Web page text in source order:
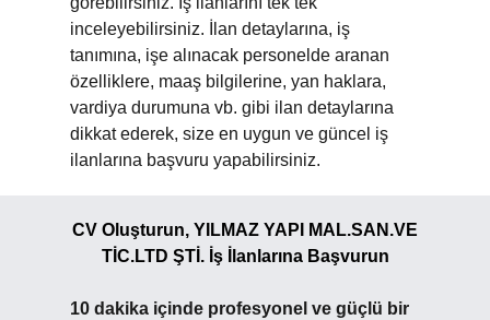
inceleyebilirsiniz. İlan detaylarına, iş
tanımına, işe alınacak personelde aranan
özelliklere, maaş bilgilerine, yan haklara,
vardiya durumuna vb. gibi ilan detaylarına
dikkat ederek, size en uygun ve güncel iş
ilanlarına başvuru yapabilirsiniz.
CV Oluşturun, YILMAZ YAPI MAL.SAN.VE
TİC.LTD ŞTİ. İş İlanlarına Başvurun
10 dakika içinde profesyonel ve güçlü bir